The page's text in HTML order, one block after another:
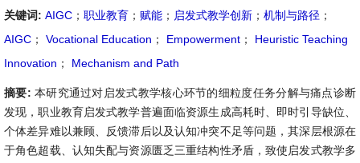
关键词: AIGC ； 职业教育 ； 赋能 ； 启发式教学创新 ； 机制与路径 ；
AIGC ； Vocational Education ； Empowerment ；
Heuristic Teaching
Innovation ； Mechanism and Path
摘要: 本研究通过对启发式教学核心环节的细粒度任务分解与痛点诊断
发现，职业教育启发式教学普遍面临资源生成高耗时、即时引导缺位、
个体差异难以兼顾、反馈滞后以及认知冲突不足等问题，其深层根源在
于角色超载、认知失配与资源匮乏三重结构性矛盾，致使启发式教学多